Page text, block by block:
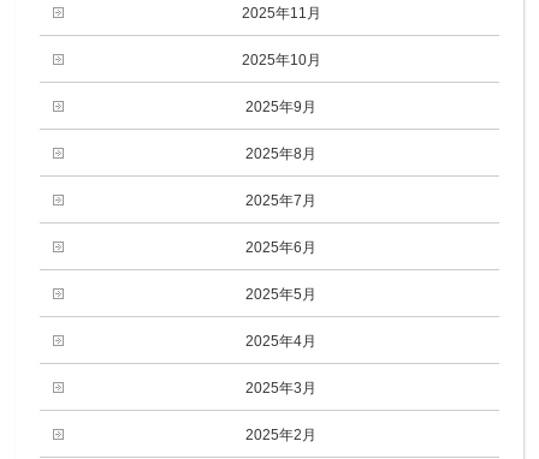
2025年11月
2025年10月
2025年9月
2025年8月
2025年7月
2025年6月
2025年5月
2025年4月
2025年3月
2025年2月